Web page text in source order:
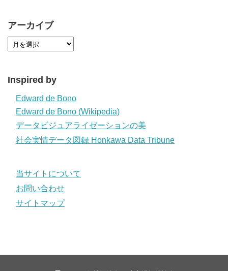
アーカイブ
Inspired by
Edward de Bono
Edward de Bono (Wikipedia)
データビジュアライゼーションの美
社会実情データ図録 Honkawa Data Tribune
当サイトについて
お問い合わせ
サイトマップ